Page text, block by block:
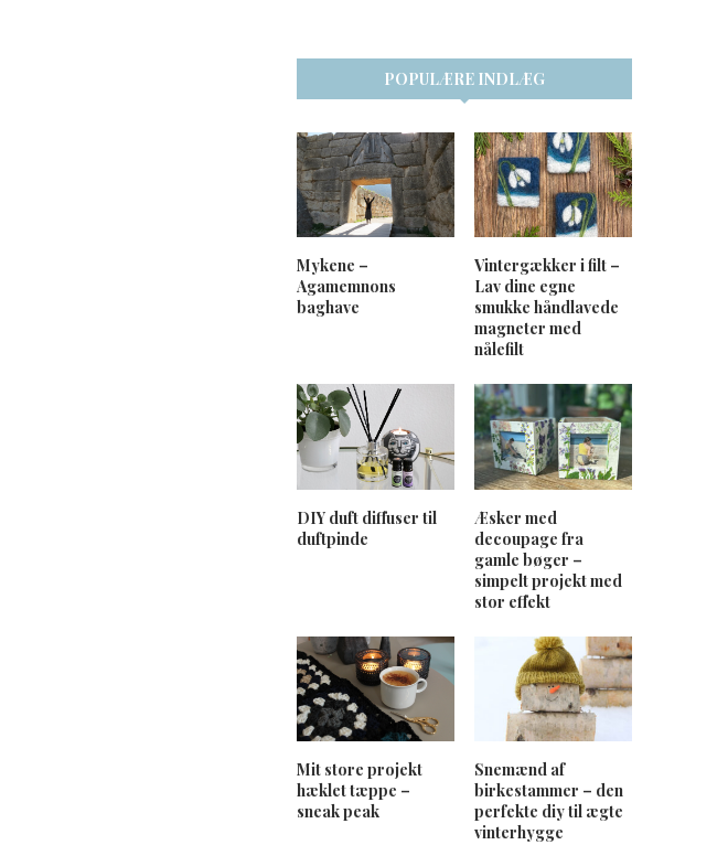
POPULÆRE INDLÆG
Mykene –
Agamemnons
baghave
Vintergækker i filt –
Lav dine egne
smukke håndlavede
magneter med
nålefilt
DIY duft diffuser til
duftpinde
Æsker med
decoupage fra
gamle bøger –
simpelt projekt med
stor effekt
Mit store projekt
hæklet tæppe –
sneak peak
Snemænd af
birkestammer – den
perfekte diy til ægte
vinterhygge